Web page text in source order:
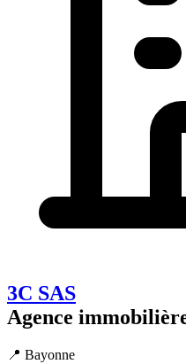
3C SAS
Agence
📍 Bayonne